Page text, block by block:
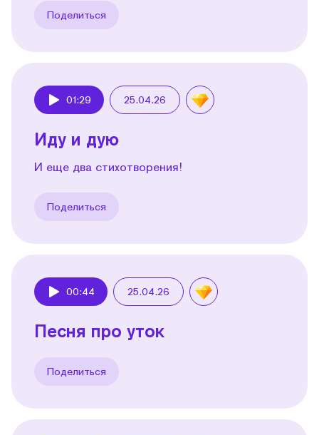
Поделиться
01:29 25.04.26
Иду и дую
И еще два стихотворения!
Поделиться
00:44 25.04.26
Песня про уток
Поделиться